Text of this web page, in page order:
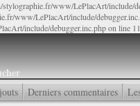
www/LePlacArt/
www/LePlacArt/include/
include/debugger.inc.php on line
Derniers commentaires